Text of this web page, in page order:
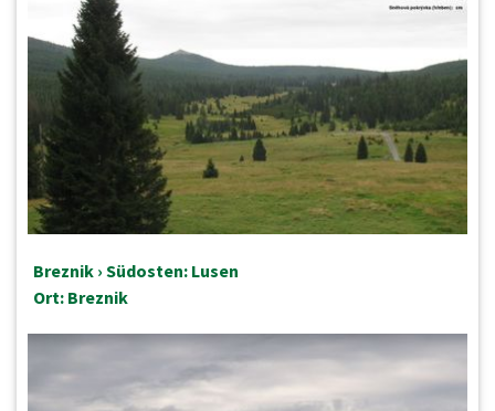
Breznik › Südosten: Lusen
Ort: Breznik